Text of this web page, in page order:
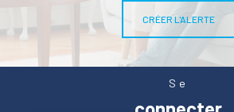
CRÉER L'ALERTE
Se